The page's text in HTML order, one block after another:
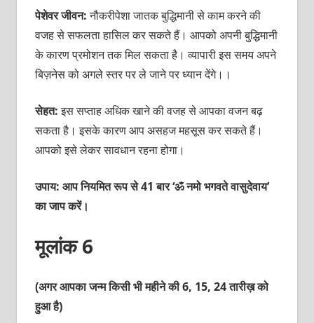
पेशेवर जीवन:नौकरीपेशा जातक बुद्धिमानी से काम करने की
वजह से सफलता हासिल कर सकते हैं। आपको अपनी बुद्धिमानी
के कारण प्रमोशन तक मिल सकता है। व्‍यापारी इस समय अपने
बिज़नेस को अगले स्‍तर पर ले जाने पर ध्‍यान देंगे।।
सेहत:इस सप्‍ताह अधिक खाने की वजह से आपका वजन बढ़
सकता है। इसके कारण आप असहज महसूस कर सकते हैं।
आपको इसे लेकर सावधान रहना होगा।
उपाय: आप नियमित रूप से 41 बार ‘ॐ नमो भगवते वासुदेवाय’
का जाप करें।
मूलांक 6
(अगर आपका जन्म किसी भी महीने की 6, 15, 24 तारीख़ को
हुआ है)